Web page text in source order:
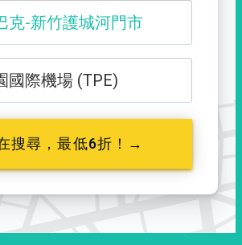
克-新竹護城河門市
尖山登山口
國際機場 (TPE)
搜尋，最低6折！→